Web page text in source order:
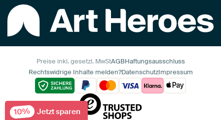
Preise inkl. gesetzl. MwStAGBHaftungsausschluss
Rechtswidrige Inhalte melden?DatenschutzImpressum
10% Jetzt sparen